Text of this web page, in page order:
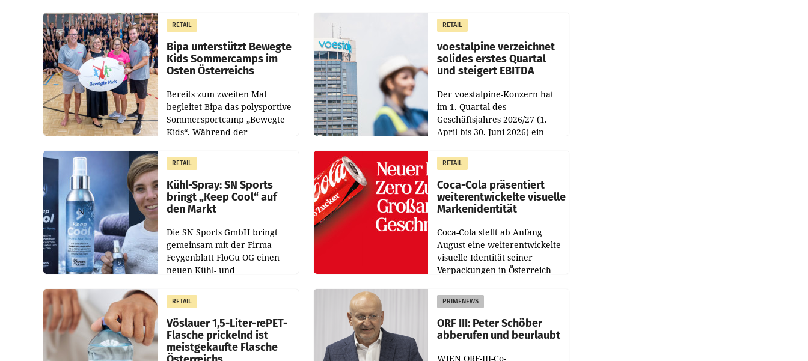
im Justizministerium, Christian
Pilnacek, auf sensible
Besetzungen für die
Direktionen abgestimmt
werden.
RETAIL
Bipa unterstützt Bewegte
Kids Sommercamps im
Osten Österreichs
Bereits zum zweiten Mal
begleitet Bipa das polysportive
Sommersportcamp „Bewegte
Kids“. Während der
Juli und August versorgt das
Unternehmen Kinder sowie
RETAIL
voestalpine verzeichnet
solides erstes Quartal
und steigert EBITDA
Der voestalpine-Konzern hat
im 1. Quartal des
Geschäftsjahres 2026/27 (1.
April bis 30. Juni 2026) ein
Der Umsatz stieg im Vergleich
zur Vorjahresperiode
RETAIL
Kühl-Spray: SN Sports
bringt „Keep Cool“ auf
den Markt
Die SN Sports GmbH bringt
gemeinsam mit der Firma
Feygenblatt FloGu OG einen
neuen Kühl- und
Markt. Das Produkt namens
„Keep Cool“ ist zu 100 Prozent
RETAIL
Coca-Cola präsentiert
weiterentwickelte visuelle
Markenidentität
Coca-Cola stellt ab Anfang
August eine weiterentwickelte
visuelle Identität seiner
Verpackungen in Österreich
Redesigns stehen zentrale
Gestaltungselemente
RETAIL
Vöslauer 1,5-Liter-rePET-
Flasche prickelnd ist
meistgekaufte Flasche
PRIMENEWS
ORF III: Peter Schöber
abberufen und beurlaubt
WIEN ORF-III-Co-